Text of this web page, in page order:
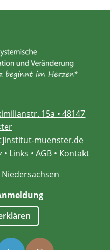
15a • 48147
muenster.de
• Links • AGB• Kontakt